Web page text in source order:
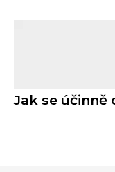
Jak se